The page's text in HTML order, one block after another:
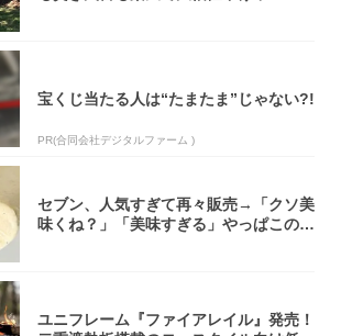
宝くじ当たる人は“たまたま”じゃない?!
PR(合同会社デジタルファーム )
セブン、人気すぎて再々販売→「クソ美
味くね？」「美味すぎる」やっぱこのク
ユニフレーム『ファイアレイル』発売！